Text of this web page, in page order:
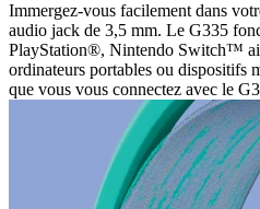
Immergez-vous facilement dans
audio jack de 3,5 mm. Le G335
PlayStation®, Nintendo Switch™
ordinateurs portables ou dispositifs
que vous vous connectez avec le